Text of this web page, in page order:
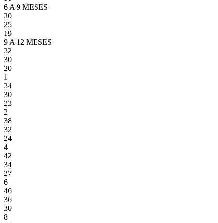
6 A 9 MESES
30
25
19
9 A 12 MESES
32
30
20
1
34
30
23
2
38
32
24
4
42
34
27
6
46
36
30
8